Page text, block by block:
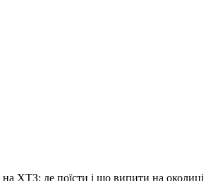
ХТЗ: де поїсти і що випити на околиці